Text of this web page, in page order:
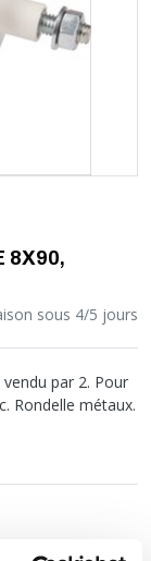
8X90,
sous 4/5 jours
par 2. Pour
Rondelle métaux.